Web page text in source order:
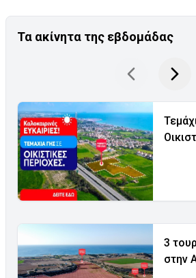
Τα ακίνητα της εβδομάδας
3
στην